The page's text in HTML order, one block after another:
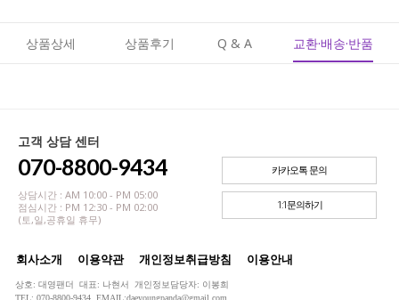
상품상세 상품후기 Q & A 교환·배송·반품
고객 상담 센터
070-8800-9434
상담시간 : AM 10:00 - PM 05:00
점심시간 : PM 12:30 - PM 02:00
(토,일,공휴일 휴무)
카카오톡 문의
1:1문의하기
회사소개 이용약관 개인정보취급방침 이용안내
상호: 대영팬더 대표: 나현서 개인정보담당자: 이봉희
TEL: 070-8800-9434 EMAIL:daeyoungpanda@gmail.com